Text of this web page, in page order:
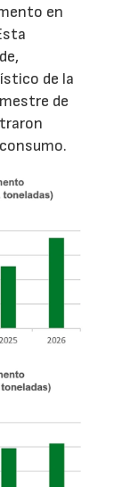
en
de la
de